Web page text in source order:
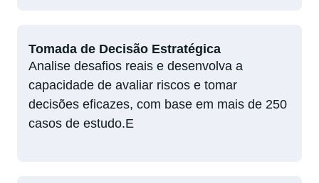
Tomada de Decisão Estratégica
Analise desafios reais e desenvolva a
capacidade de avaliar riscos e tomar
decisões eficazes, com base em mais de 250
casos de estudo.E